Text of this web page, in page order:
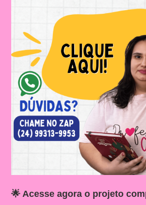
🌟 Acesse agora o projeto